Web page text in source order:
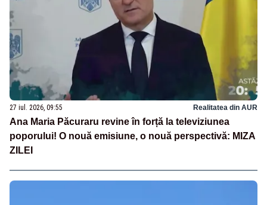
27 iul. 2026, 09:55 Realitatea din AUR
Ana Maria Păcuraru revine în forță la televiziunea
poporului! O nouă emisiune, o nouă perspectivă: MIZA
ZILEI